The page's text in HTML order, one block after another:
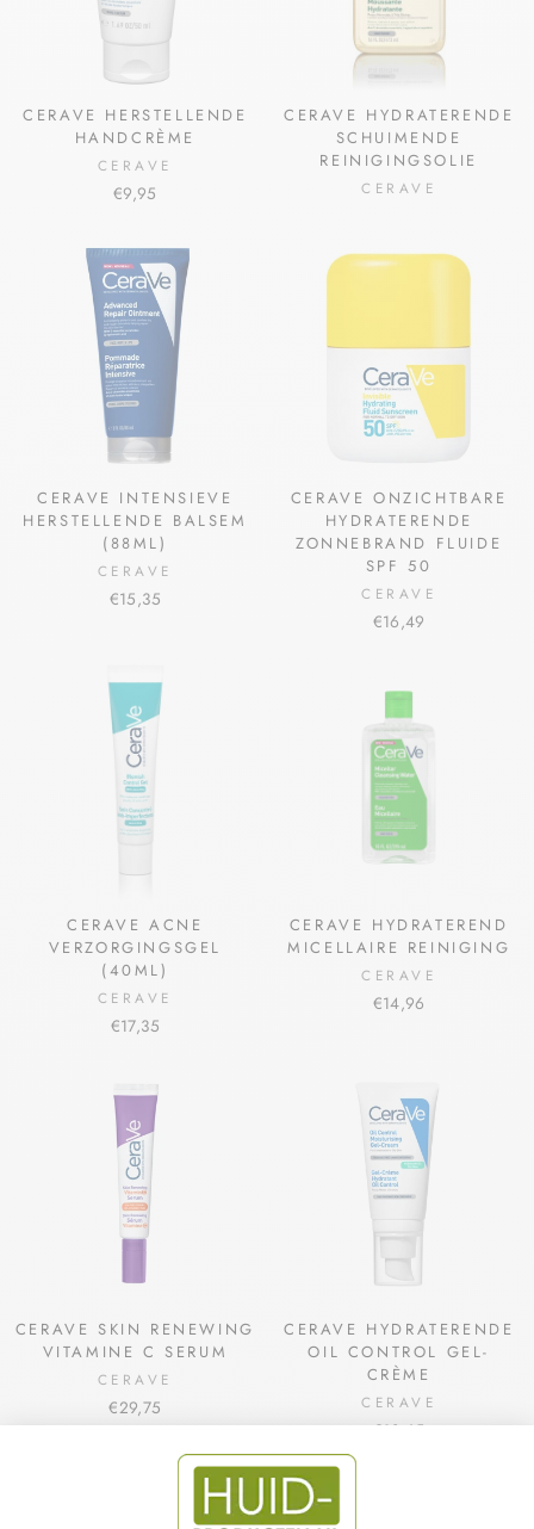
CERAVE HERSTELLENDE
HANDCRÈME
CERAVE
€9,95
CERAVE HYDRATERENDE
SCHUIMENDE
REINIGINGSOLIE
CERAVE
CERAVE INTENSIEVE
HERSTELLENDE BALSEM
(88ML)
CERAVE
€15,35
CERAVE ONZICHTBARE
HYDRATERENDE
ZONNEBRAND FLUIDE
SPF 50
CERAVE
€16,49
CERAVE ACNE
VERZORGINGSGEL
(40ML)
CERAVE
€17,35
CERAVE HYDRATEREND
MICELLAIRE REINIGING
CERAVE
€14,96
CERAVE SKIN RENEWING
VITAMINE C SERUM
CERAVE
€29,75
CERAVE HYDRATERENDE
OIL CONTROL GEL-
CRÈME
CERAVE
€18,65